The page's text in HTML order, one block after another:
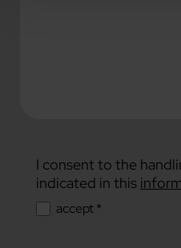
I consent to the
indicated in this
accept *